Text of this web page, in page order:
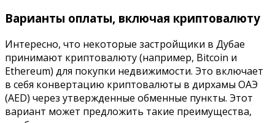
Варианты оплаты, включая криптовалюту
Интересно, что некоторые застройщики в Дубае
принимают криптовалюту (например, Bitcoin и
Ethereum) для покупки недвижимости. Это включает
в себя конвертацию криптовалюты в дирхамы ОАЭ
(AED) через утвержденные обменные пункты. Этот
вариант может предложить такие преимущества,